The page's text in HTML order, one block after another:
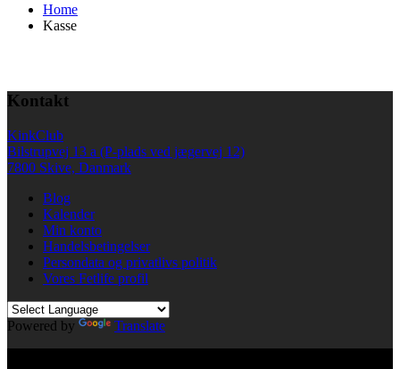
Home
Kasse
Kontakt
KinkClub
Bilstrupvej 13 a (P-plads ved jægervej 12)
7800 Skive, Danmark
Blog
Kalender
Min konto
Handelsbetingelser
Persondata og privatlivs politik
Vores Fetlife profil
Powered by
Translate